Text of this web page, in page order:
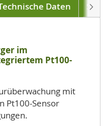
Daten
im
Pt100-
mit
Pt100-Sensor